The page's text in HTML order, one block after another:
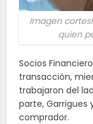
Imagen
quien
Socios
transacción,
trabajaron del
parte, Garrigues
comprador.